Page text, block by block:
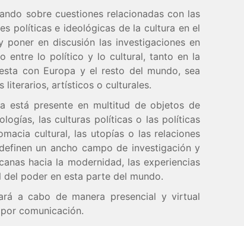
sobre cuestiones relacionadas con las
políticas e ideológicas de la cultura en el
en discusión las investigaciones en
entre lo político y lo cultural, tanto en la
con Europa y el resto del mundo, sea
literarios, artísticos o culturales.
está presente en multitud de objetos de
las culturas políticas o las políticas
cultural, las utopías o las relaciones
un ancho campo de investigación y
hacia la modernidad, las experiencias
poder en esta parte del mundo.
a cabo de manera presencial y virtual
comunicación.